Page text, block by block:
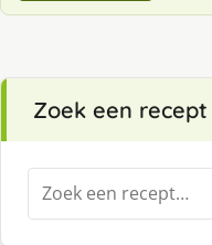
Zoek een recept
Zoeken
naar: